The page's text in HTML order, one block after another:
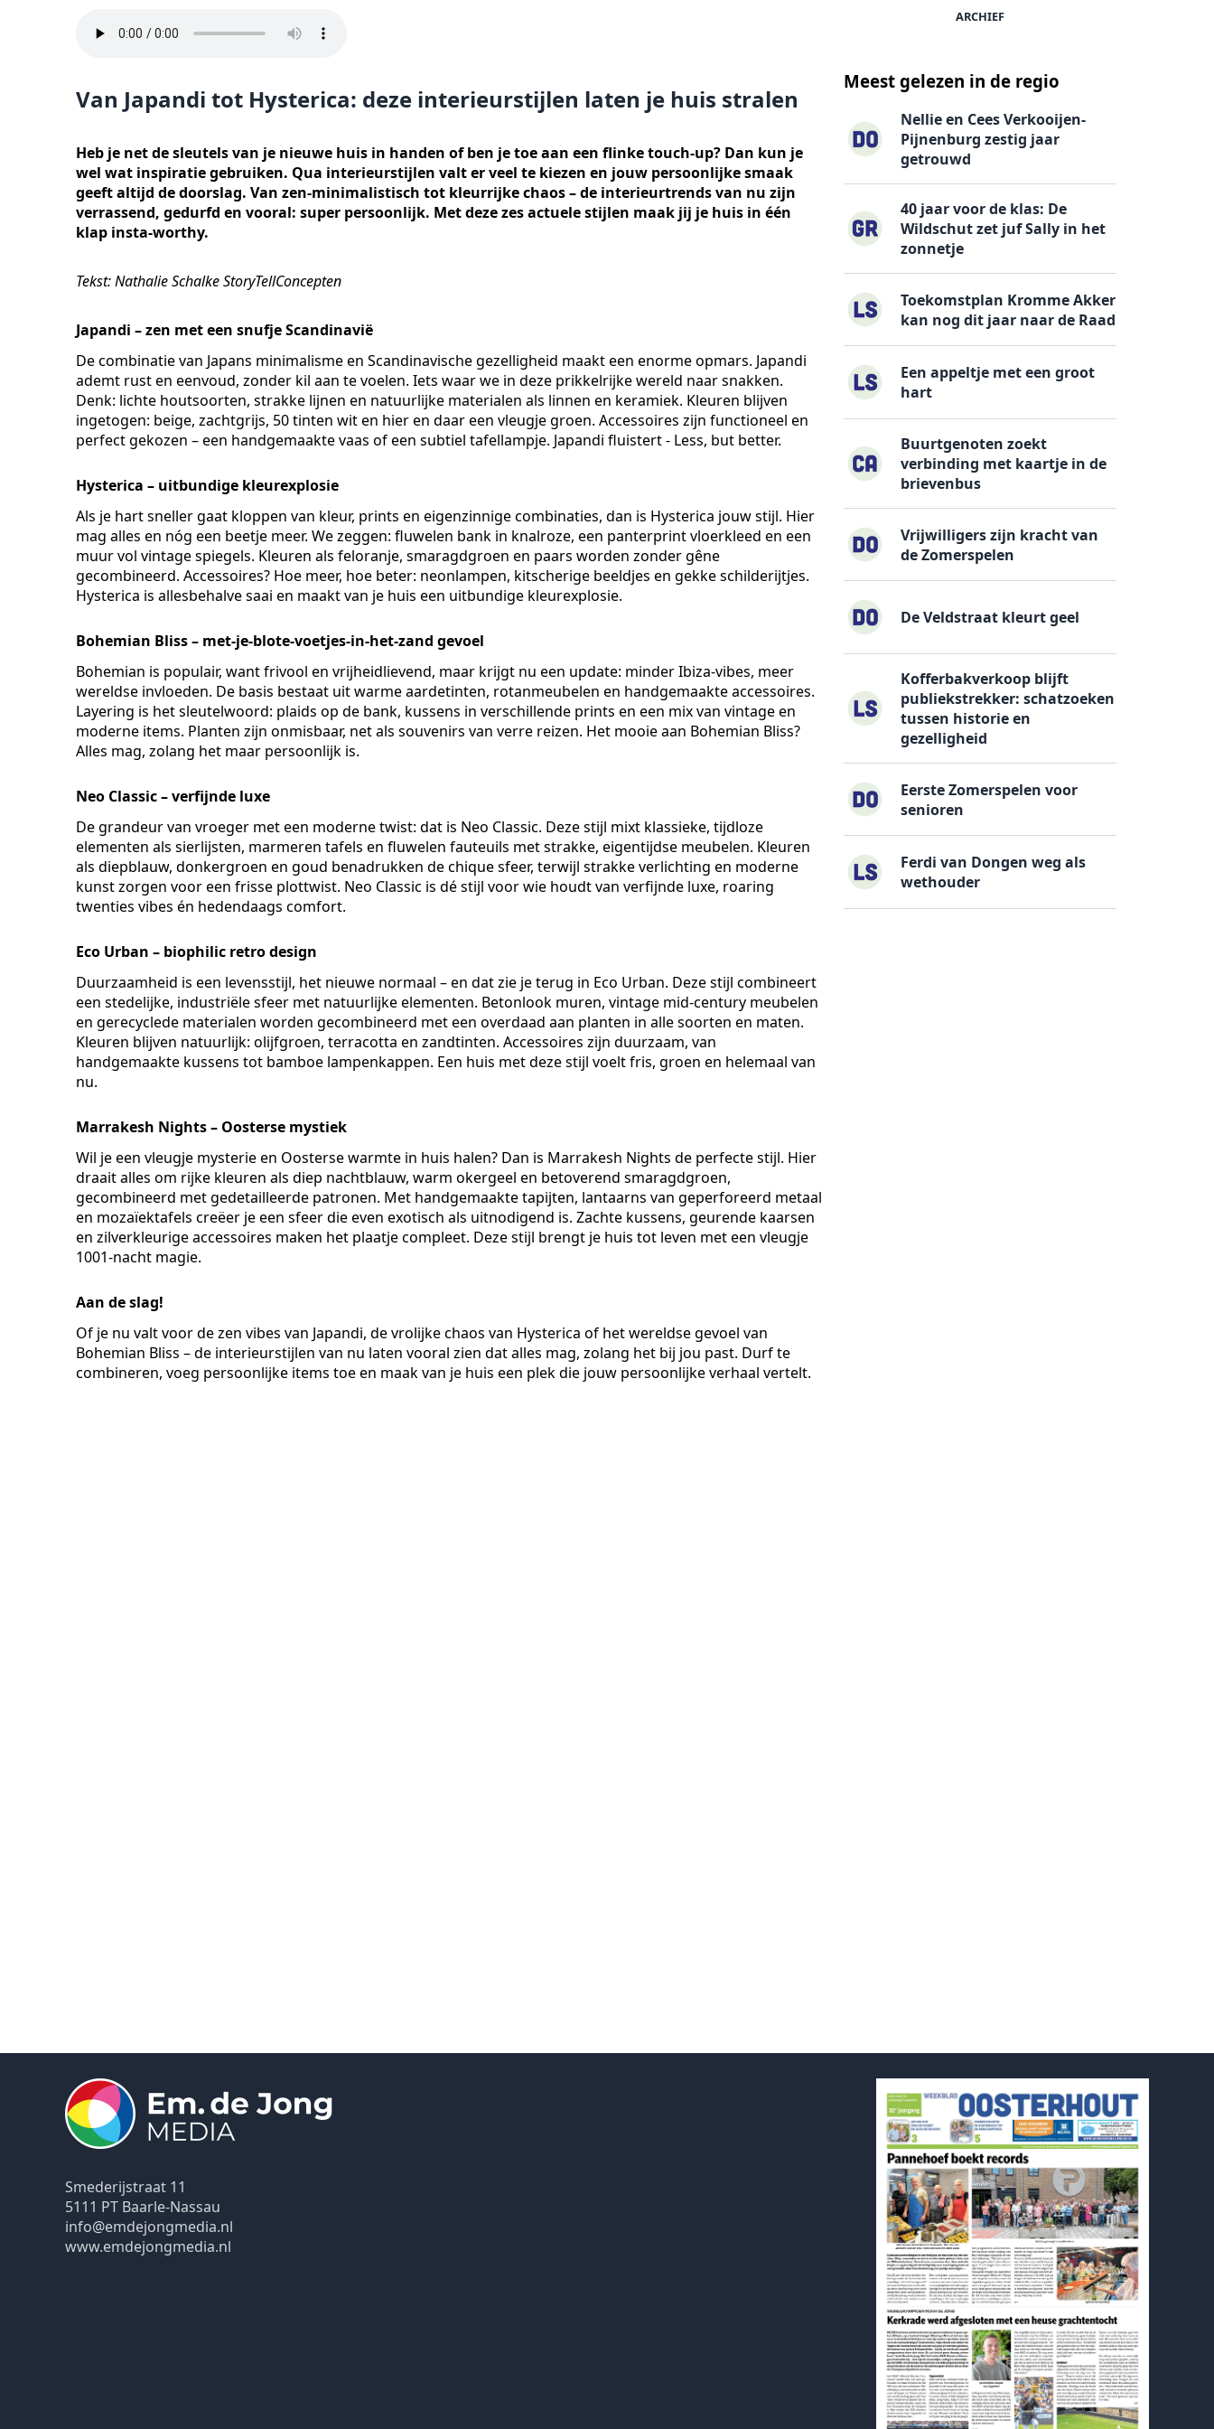
Van Japandi tot Hysterica: deze interieurstijlen laten je huis stralen
Heb je net de sleutels van je nieuwe huis in handen of ben je toe aan een flinke touch-up? Dan kun je
wel wat inspiratie gebruiken. Qua interieurstijlen valt er veel te kiezen en jouw persoonlijke smaak
geeft altijd de doorslag. Van zen-minimalistisch tot kleurrijke chaos – de interieurtrends van nu zijn
verrassend, gedurfd en vooral: super persoonlijk. Met deze zes actuele stijlen maak jij je huis in één
klap insta-worthy.
Tekst: Nathalie Schalke StoryTellConcepten
Japandi – zen met een snufje Scandinavië
De combinatie van Japans minimalisme en Scandinavische gezelligheid maakt een enorme opmars. Japandi
ademt rust en eenvoud, zonder kil aan te voelen. Iets waar we in deze prikkelrijke wereld naar snakken.
Denk: lichte houtsoorten, strakke lijnen en natuurlijke materialen als linnen en keramiek. Kleuren blijven
ingetogen: beige, zachtgrijs, 50 tinten wit en hier en daar een vleugje groen. Accessoires zijn functioneel en
perfect gekozen – een handgemaakte vaas of een subtiel tafellampje. Japandi fluistert - Less, but better.
Hysterica – uitbundige kleurexplosie
Als je hart sneller gaat kloppen van kleur, prints en eigenzinnige combinaties, dan is Hysterica jouw stijl. Hier
mag alles en nóg een beetje meer. We zeggen: fluwelen bank in knalroze, een panterprint vloerkleed en een
muur vol vintage spiegels. Kleuren als feloranje, smaragdgroen en paars worden zonder gêne
gecombineerd. Accessoires? Hoe meer, hoe beter: neonlampen, kitscherige beeldjes en gekke schilderijtjes.
Hysterica is allesbehalve saai en maakt van je huis een uitbundige kleurexplosie.
Bohemian Bliss – met-je-blote-voetjes-in-het-zand gevoel
Bohemian is populair, want frivool en vrijheidlievend, maar krijgt nu een update: minder Ibiza-vibes, meer
wereldse invloeden. De basis bestaat uit warme aardetinten, rotanmeubelen en handgemaakte accessoires.
Layering is het sleutelwoord: plaids op de bank, kussens in verschillende prints en een mix van vintage en
moderne items. Planten zijn onmisbaar, net als souvenirs van verre reizen. Het mooie aan Bohemian Bliss?
Alles mag, zolang het maar persoonlijk is.
Neo Classic – verfijnde luxe
De grandeur van vroeger met een moderne twist: dat is Neo Classic. Deze stijl mixt klassieke, tijdloze
elementen als sierlijsten, marmeren tafels en fluwelen fauteuils met strakke, eigentijdse meubelen. Kleuren
als diepblauw, donkergroen en goud benadrukken de chique sfeer, terwijl strakke verlichting en moderne
kunst zorgen voor een frisse plottwist. Neo Classic is dé stijl voor wie houdt van verfijnde luxe, roaring
twenties vibes én hedendaags comfort.
Eco Urban – biophilic retro design
Duurzaamheid is een levensstijl, het nieuwe normaal – en dat zie je terug in Eco Urban. Deze stijl combineert
een stedelijke, industriële sfeer met natuurlijke elementen. Betonlook muren, vintage mid-century meubelen
en gerecyclede materialen worden gecombineerd met een overdaad aan planten in alle soorten en maten.
Kleuren blijven natuurlijk: olijfgroen, terracotta en zandtinten. Accessoires zijn duurzaam, van
handgemaakte kussens tot bamboe lampenkappen. Een huis met deze stijl voelt fris, groen en helemaal van
nu.
Marrakesh Nights – Oosterse mystiek
Wil je een vleugje mysterie en Oosterse warmte in huis halen? Dan is Marrakesh Nights de perfecte stijl. Hier
draait alles om rijke kleuren als diep nachtblauw, warm okergeel en betoverend smaragdgroen,
gecombineerd met gedetailleerde patronen. Met handgemaakte tapijten, lantaarns van geperforeerd metaal
en mozaïektafels creëer je een sfeer die even exotisch als uitnodigend is. Zachte kussens, geurende kaarsen
en zilverkleurige accessoires maken het plaatje compleet. Deze stijl brengt je huis tot leven met een vleugje
1001-nacht magie.
Aan de slag!
Of je nu valt voor de zen vibes van Japandi, de vrolijke chaos van Hysterica of het wereldse gevoel van
Bohemian Bliss – de interieurstijlen van nu laten vooral zien dat alles mag, zolang het bij jou past. Durf te
combineren, voeg persoonlijke items toe en maak van je huis een plek die jouw persoonlijke verhaal vertelt.
ARCHIEF
Meest gelezen in de regio
Nellie en Cees Verkooijen-
Pijnenburg zestig jaar
getrouwd
40 jaar voor de klas: De
Wildschut zet juf Sally in het
zonnetje
Toekomstplan Kromme Akker
kan nog dit jaar naar de Raad
Een appeltje met een groot
hart
Buurtgenoten zoekt
verbinding met kaartje in de
brievenbus
Vrijwilligers zijn kracht van
de Zomerspelen
De Veldstraat kleurt geel
Kofferbakverkoop blijft
publiekstrekker: schatzoeken
tussen historie en
gezelligheid
Eerste Zomerspelen voor
senioren
Ferdi van Dongen weg als
wethouder
Smederijstraat 11
5111 PT Baarle-Nassau
info@emdejongmedia.nl
www.emdejongmedia.nl